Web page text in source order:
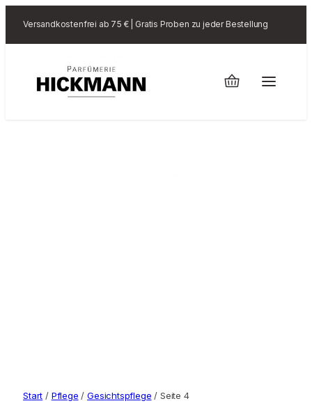
Versandkostenfrei ab 75 € | Gratis Proben zu jeder Bestellung
Start / Pflege /Gesichtspflege / Seite 4